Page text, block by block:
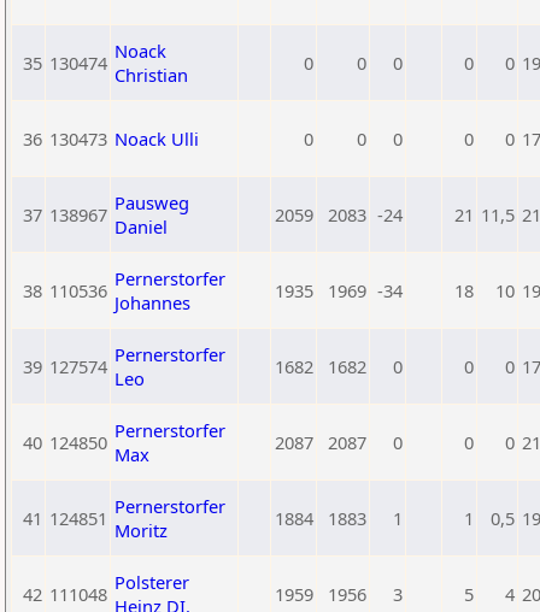
35 130474 Noack
Christian
0 0 0 0 0
36 130473 Noack Ulli 0 0 0 0 0
37 138967 Pausweg
Daniel
2059 2083 -24 21 11,5
38 110536 Pernerstorfer
Johannes
1935 1969 -34 18 10
39 127574 Pernerstorfer
Leo
1682 1682 0 0 0
40 124850 Pernerstorfer
Max
2087 2087 0 0 0
41 124851 Pernerstorfer
Moritz
1884 1883 1 1 0,5
42 111048 Polsterer
Heinz DI.
1959 1956 3 5 4